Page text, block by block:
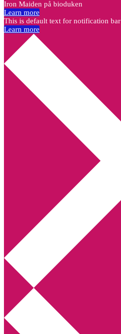
Annikas litteratur- och kulturblogg
Deckare, kriminalromaner, thrillers
Iron Maiden på bioduken
Learn more
This is default text for notification bar
Learn more